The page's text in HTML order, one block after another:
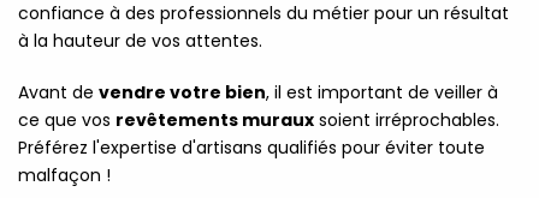
confiance à des professionnels du métier pour un résultat
à la hauteur de vos attentes.
Avant de vendre votre bien, il est important de veiller à
ce que vos revêtements muraux soient irréprochables.
Préférez l'expertise d'artisans qualifiés pour éviter toute
malfaçon !